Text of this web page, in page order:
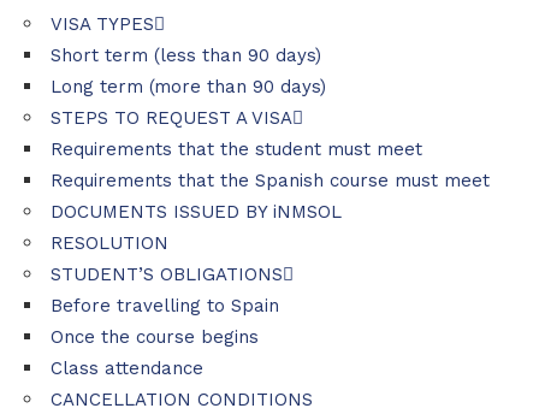
VISA TYPES
Short term (less than 90 days)
Long term (more than 90 days)
STEPS TO REQUEST A VISA
Requirements that the student must meet
Requirements that the Spanish course must meet
DOCUMENTS ISSUED BY iNMSOL
RESOLUTION
STUDENT’S OBLIGATIONS
Before travelling to Spain
Once the course begins
Class attendance
CANCELLATION CONDITIONS